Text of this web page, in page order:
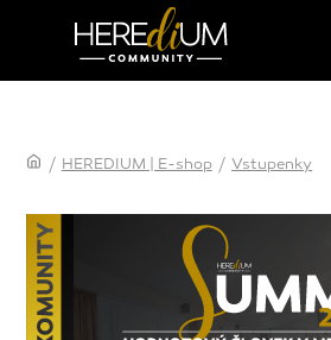
/ HEREDIUM | E-shop / Vstupenky